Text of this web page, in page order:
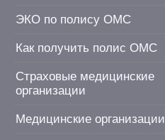
ЭКО по полису ОМС
Как получить полис ОМС
Страховые медицинские
организации
Медицинские организации